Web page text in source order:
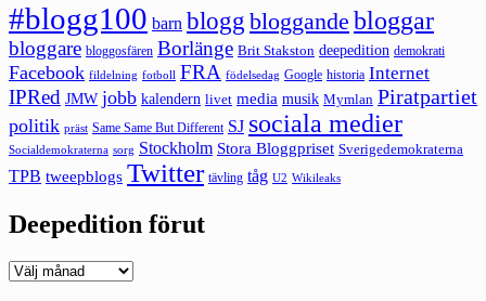
#blogg100 barn blogg bloggande bloggar
bloggare bloggosfären Borlänge Brit Stakston deepedition demokrati
Facebook fildelning fotboll FRA födelsedag Google historia Internet
IPRed JMW jobb kalendern livet media musik Mymlan Piratpartiet
politik präst Same Same But Different SJ sociala medier
Socialdemokraterna sorg Stockholm Stora Bloggpriset Sverigedemokraterna
TPB tweepblogs Twitter tävling tåg U2 Wikileaks
Deepedition förut
Deepedition